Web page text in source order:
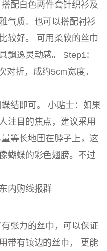
配白色两件套针织衫及
气质。也可以搭配衬衫
较好。 可用柔软的丝巾
飘逸灵动感。 Step1：
对折，成约5cm宽度。
结即可。 小贴士：如果
注目的焦点，建议采用
等长地围在脖子上，这
蝴蝶的彩色翅膀。不过
内购线报群
张力的丝巾，可以保证
带有镶边的丝巾， 更能